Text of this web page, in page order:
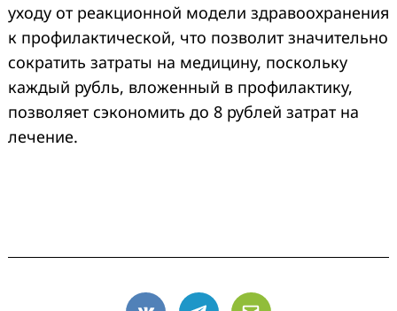
уходу от реакционной модели здравоохранения
к профилактической, что позволит значительно
сократить затраты на медицину, поскольку
каждый рубль, вложенный в профилактику,
позволяет сэкономить до 8 рублей затрат на
лечение.